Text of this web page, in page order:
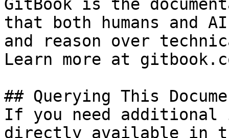
GitBook is the
that both humans and
and reason over
Learn more at
## Querying This
If you need
directly available in